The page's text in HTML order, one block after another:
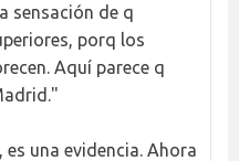
sensación de q
porq los
Aquí parece q
una evidencia. Ahora